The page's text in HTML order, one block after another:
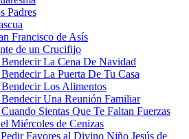
Padres
Francisco de Asís
de un Crucifijo
La Cena De Navidad
La Puerta De Tu Casa
Los Alimentos
Una Reunión Familiar
Sientas Que Te Faltan Fuerzas
Miércoles de Cenizas
Favores al Divino Niño Jesús de